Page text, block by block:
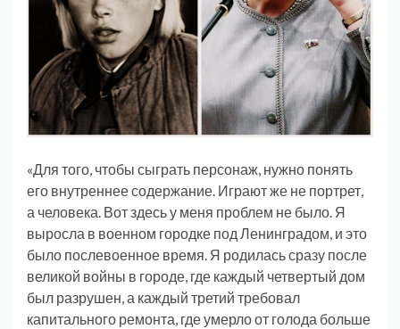
«Для того, чтобы сыграть персонаж, нужно понять
его внутреннее содержание. Играют же не портрет,
а человека. Вот здесь у меня проблем не было. Я
выросла в военном городке под Ленинградом, и это
было послевоенное время. Я родилась сразу после
великой войны в городе, где каждый четвертый дом
был разрушен, а каждый третий требовал
капитального ремонта, где умерло от голода больше